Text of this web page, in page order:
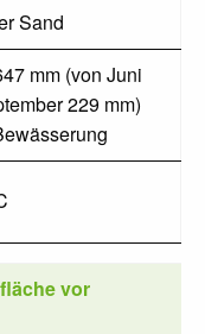
Sand
mm (von Juni
229 mm)
vor